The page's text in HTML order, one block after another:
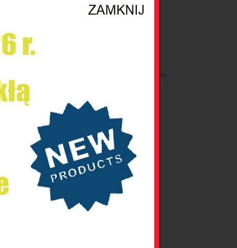
61000-4-4
a czujnikami, przekaźnikami a zasilaniem,